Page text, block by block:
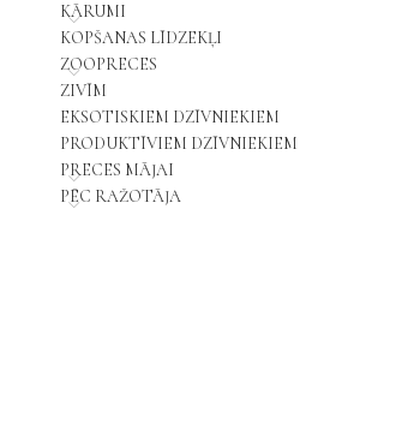
KĀRUMI
KOPŠANAS LĪDZEKĻI
ZOOPRECES
ZIVĪM
EKSOTISKIEM DZĪVNIEKIEM
PRODUKTĪVIEM DZĪVNIEKIEM
PRECES MĀJAI
PĒC RAŽOTĀJA